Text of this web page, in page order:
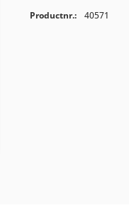
Productnr.:
40571